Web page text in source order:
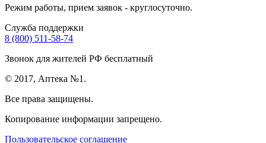
Режим работы, прием заявок - круглосуточно.
Служба поддержки
8 (800) 511-58-74
Звонок для жителей РФ бесплатный
© 2017, Аптека №1.
Все права защищены.
Копирование информации запрещено.
Пользовательское соглашение